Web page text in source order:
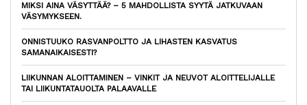
MIKSI AINA VÄSYTTÄÄ? – 5 MAHDOLLISTA SYYTÄ JATKUVAAN
VÄSYMYKSEEN.
ONNISTUUKO RASVANPOLTTO JA LIHASTEN KASVATUS
SAMANAIKAISESTI?
LIIKUNNAN ALOITTAMINEN – VINKIT JA NEUVOT ALOITTELIJALLE
TAI LIIKUNTATAUOLTA PALAAVALLE